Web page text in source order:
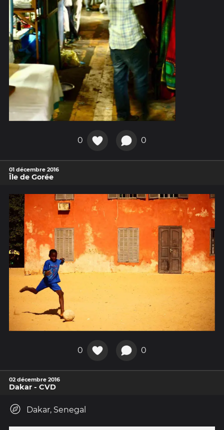
0 0
01 décembre 2016
Île de Gorée
0 0
02 décembre 2016
Dakar - CVD
Dakar, Senegal